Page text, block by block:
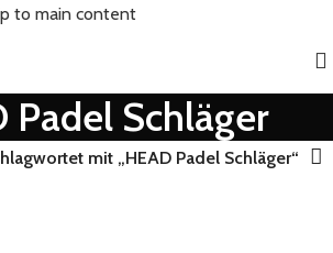
to main content
Padel Schläger
mit „HEAD Padel Schläger“